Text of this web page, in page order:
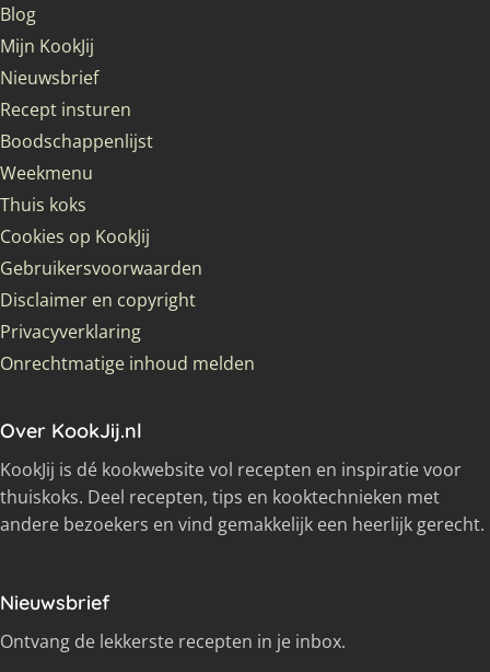
Blog
Mijn KookJij
Nieuwsbrief
Recept insturen
Boodschappenlijst
Weekmenu
Thuis koks
Cookies op KookJij
Gebruikersvoorwaarden
Disclaimer en copyright
Privacyverklaring
Onrechtmatige inhoud melden
Over KookJij.nl
KookJij is dé kookwebsite vol recepten en inspiratie voor
thuiskoks. Deel recepten, tips en kooktechnieken met
andere bezoekers en vind gemakkelijk een heerlijk gerecht.
Nieuwsbrief
Ontvang de lekkerste recepten in je inbox.